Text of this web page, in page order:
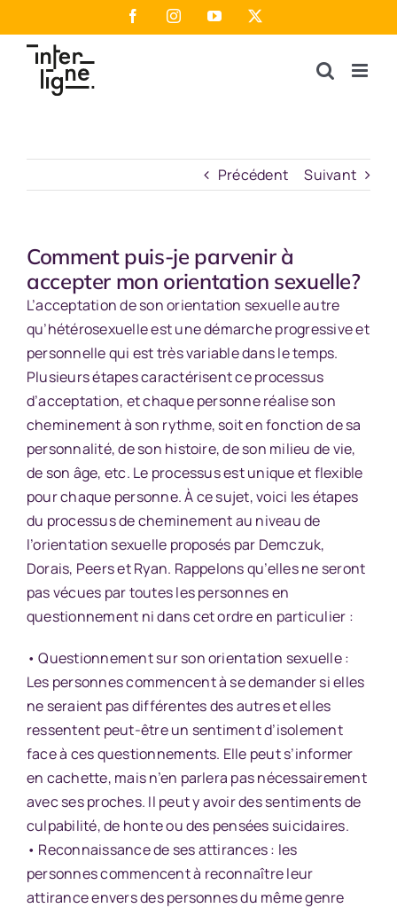
au
contenu
FacebookInstagramYouTube
Précédent Suivant
Comment puis-je parvenir à
accepter mon orientation sexuelle?
L’acceptation de son orientation sexuelle autre
qu’hétérosexuelle est une démarche progressive et
personnelle qui est très variable dans le temps.
Plusieurs étapes caractérisent ce processus
d’acceptation, et chaque personne réalise son
cheminement à son rythme, soit en fonction de sa
personnalité, de son histoire, de son milieu de vie,
de son âge, etc. Le processus est unique et flexible
pour chaque personne. À ce sujet, voici les étapes
du processus de cheminement au niveau de
l’orientation sexuelle proposés par Demczuk,
Dorais, Peers et Ryan. Rappelons qu’elles ne seront
pas vécues par toutes les personnes en
questionnement ni dans cet ordre en particulier :
• Questionnement sur son orientation sexuelle :
Les personnes commencent à se demander si elles
ne seraient pas différentes des autres et elles
ressentent peut-être un sentiment d’isolement
face à ces questionnements. Elle peut s’informer
en cachette, mais n’en parlera pas nécessairement
avec ses proches. Il peut y avoir des sentiments de
culpabilité, de honte ou des pensées suicidaires.
• Reconnaissance de ses attirances : les
personnes commencent à reconnaître leur
attirance envers des personnes du même genre